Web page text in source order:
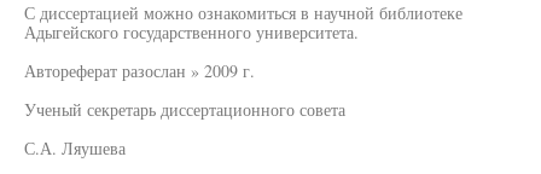
С диссертацией можно ознакомиться в научной библиотеке
Адыгейского государственного университета.
Автореферат разослан » 2009 г.
Ученый секретарь диссертационного совета
С.А. Ляушева